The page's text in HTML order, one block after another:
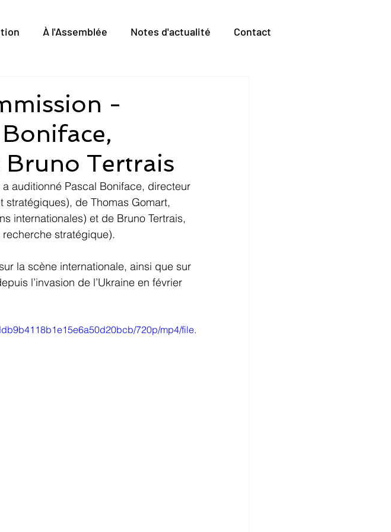
À l'Assemblée Notes d'actualité Contact
-
Tertrais
auditionné Pascal Boniface, directeur
stratégiques), de Thomas Gomart,
internationales) et de Bruno Tertrais,
stratégique).
la scène internationale, ainsi que sur
l’invasion de l’Ukraine en février
720p/mp4/file.